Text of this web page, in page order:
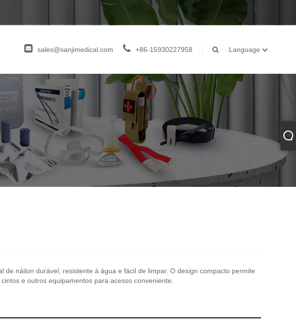
sales@sanjimedical.com +86-15930227958 Language
náilon durável, resistente à água e fácil de limpar. O design compacto permite
e outros equipamentos para acesso conveniente.